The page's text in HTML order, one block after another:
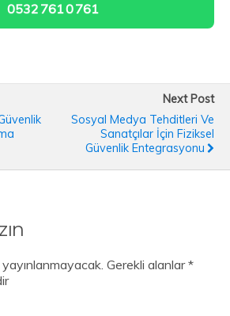
0532 761 0 761
Next Post
Sosyal Medya Tehditleri Ve
Sanatçılar İçin Fiziksel
Güvenlik Entegrasyonu
Gerekli alanlar*